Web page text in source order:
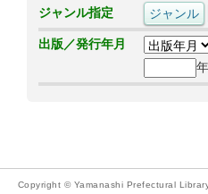
ジャンル指定
出版／発行年月
年
Copyright © Yamanashi Prefectural